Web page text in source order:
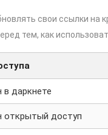
свои ссылки на
тем, как
в даркнете
открытый доступ